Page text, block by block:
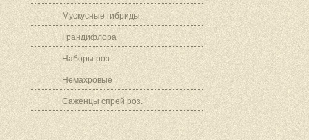
Мускусные гибриды.
Грандифлора
Наборы роз
Немахровые
Саженцы спрей роз.